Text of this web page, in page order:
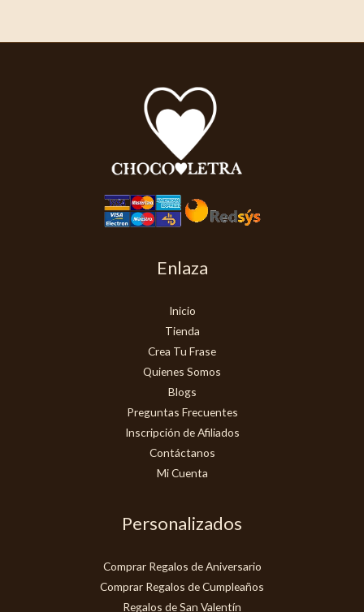
Enlaza
Inicio
Tienda
Crea Tu Frase
Quienes Somos
Blogs
Preguntas Frecuentes
Inscripción de Afiliados
Contáctanos
Mi Cuenta
Personalizados
Comprar Regalos de Aniversario
Comprar Regalos de Cumpleaños
Regalos de San Valentín